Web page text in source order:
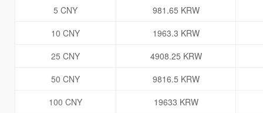
5 CNY
981.65 KRW
10 CNY
1963.3 KRW
25 CNY
4908.25 KRW
50 CNY
9816.5 KRW
100 CNY
19633 KRW